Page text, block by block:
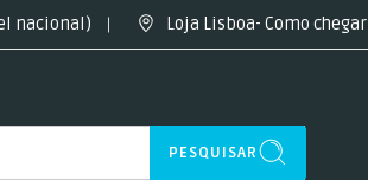
nacional) Loja Lisboa- Como chegar
PESQUISAR